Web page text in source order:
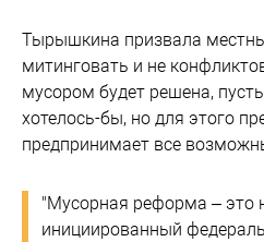
Тырышкина призвала
митинговать и не
мусором будет решена,
хотелось-бы, но для этого
предпринимает все
"Мусорная реформа – это
инициированный